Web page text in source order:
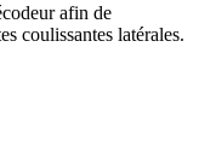
afin de
coulissantes latérales.